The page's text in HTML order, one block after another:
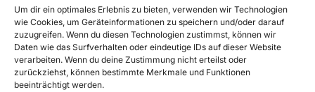
Um dir ein optimales Erlebnis zu bieten, verwenden wir Technologien
wie Cookies, um Geräteinformationen zu speichern und/oder darauf
zuzugreifen. Wenn du diesen Technologien zustimmst, können wir
Daten wie das Surfverhalten oder eindeutige IDs auf dieser Website
verarbeiten. Wenn du deine Zustimmung nicht erteilst oder
zurückziehst, können bestimmte Merkmale und Funktionen
beeinträchtigt werden.
Rechtliches
Datenschutzerklärung
Cookie-Richtlinie (EU)
Haftungsausschluss
Impressum